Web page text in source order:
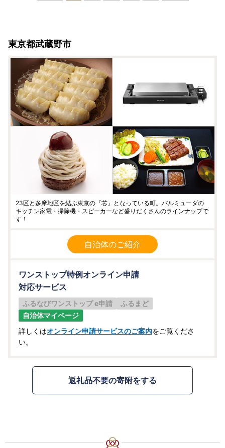
東京都武蔵野市
23区と多摩地区を結ぶ東京の『芯』となっている町。バルミューダの
キッチン家電・掃除機・スピーカーなど盛りだくさんのラインナップで
す！
自治体のご紹介
ワンストップ特例オンライン申請
対応サービス
ふるなびワンストップ e申請
ふるまど
自治体マイページ
詳しくはオンライン申請サービスのご案内をご覧くださ
い。
返礼品不要の寄附をする